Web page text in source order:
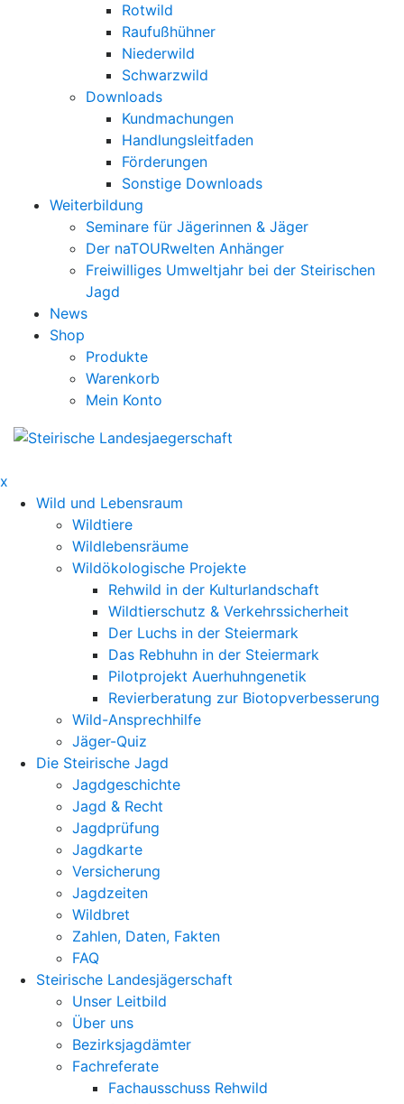
Rotwild
Raufußhühner
Niederwild
Schwarzwild
Downloads
Kundmachungen
Handlungsleitfaden
Förderungen
Sonstige Downloads
Weiterbildung
Seminare für Jägerinnen & Jäger
Der naTOURwelten Anhänger
Freiwilliges Umweltjahr bei der Steirischen
Jagd
News
Shop
Produkte
Warenkorb
Mein Konto
x
Wild und Lebensraum
Wildtiere
Wildlebensräume
Wildökologische Projekte
Rehwild in der Kulturlandschaft
Wildtierschutz & Verkehrssicherheit
Der Luchs in der Steiermark
Das Rebhuhn in der Steiermark
Pilotprojekt Auerhuhngenetik
Revierberatung zur Biotopverbesserung
Wild-Ansprechhilfe
Jäger-Quiz
Die Steirische Jagd
Jagdgeschichte
Jagd & Recht
Jagdprüfung
Jagdkarte
Versicherung
Jagdzeiten
Wildbret
Zahlen, Daten, Fakten
FAQ
Steirische Landesjägerschaft
Unser Leitbild
Über uns
Bezirksjagdämter
Fachreferate
Fachausschuss Rehwild